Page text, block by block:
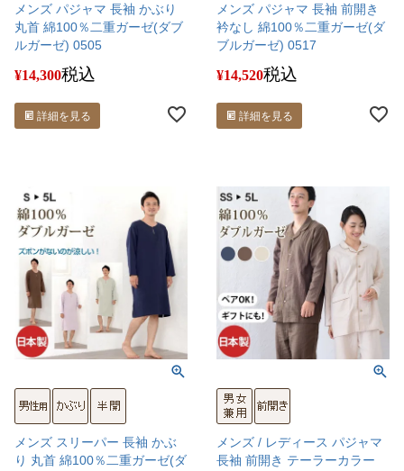
メンズ パジャマ 長袖 かぶり
丸首 綿100％二重ガーゼ(ダブ
ルガーゼ) 0505
¥14,300税込
詳細を見る
メンズ パジャマ 長袖 前開き
衿なし 綿100％二重ガーゼ(ダ
ブルガーゼ) 0517
¥14,520税込
詳細を見る
メンズ スリーパー 長袖 かぶ
り 丸首 綿100％二重ガーゼ(ダ
メンズ / レディース パジャマ
長袖 前開き テーラーカラー